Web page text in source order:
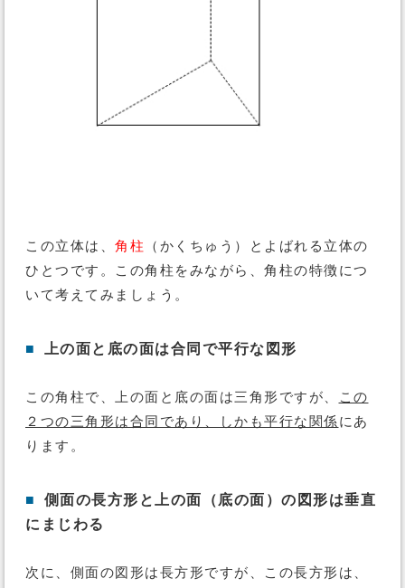
この立体は、 角柱
（かくちゅう）とよばれる立体の
ひとつです。この角柱をみながら、角柱の特徴につ
いて考えてみましょう。
■ 上の面と底の面は合同で平行な図形
この角柱で、上の面と底の面は三角形ですが、
この
２つの三角形は合同であり、しかも平行な関係にあ
ります。
■
側面の長方形と上の面（底の面）の図形は垂直
にまじわる
次に、側面の図形は長方形ですが、この長方形は、